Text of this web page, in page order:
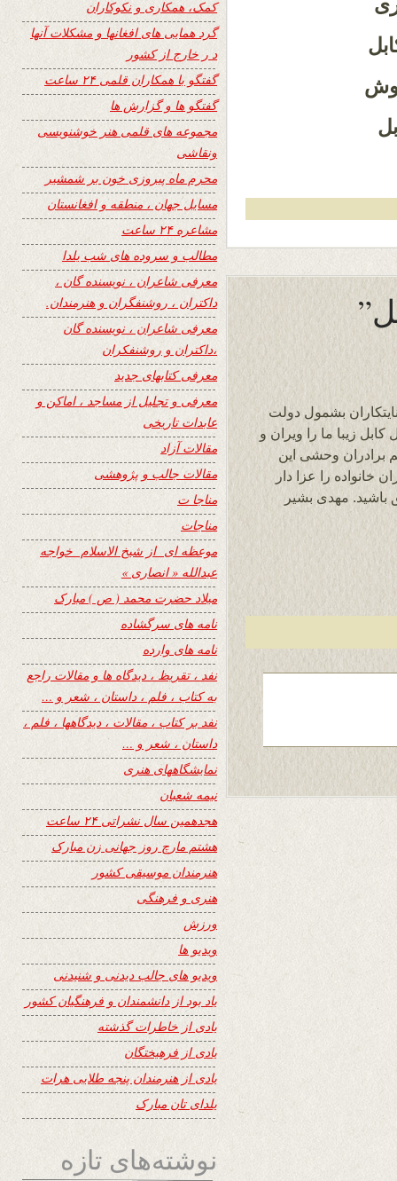
بشمول دولت
زیبا ما را ویران و
برادران وحشی این
خانواده را عزا دار
باشید. مهدی بشیر
کمک، همکاری و نکوکاران
گرد همایی های افغانها و مشکلات آنها
د ر خارج از کشور
گفتگو با همکاران قلمی ۲۴ ساعت
گفتگو ها و گزارش ها
مجموعه های قلمی هنر خوشنویسی
ونقاشی
محرم ماه پیروزی خون بر شمشیر
مسایل جهان ، منطقه و افغانستان
مشاعره ۲۴ ساعت
مطالب و سروده های شب یلدا
معرفی شاعران ، نویسنده گان ،
داکتران ، روشنفگران و هنرمندان.
معرفی شاعران ، نویسنده گان
،داکتران و روشنفکران
معرفی کتابهای جدید
معرفی و تجلیل از مساجد ، اماکن و
عابدات تاریخی
مقالات آزاد
مقالات جالب و پژوهشی
مناجا ت
مناجات
موعظه ای از شیخ الاسلام خواجه
عبدالله « انصاری »
میلاد حضرت محمد ( ص ) مبارک
نامه های سرگشاده
نامه های وارده
نفد ، تقریظ ، دیدگاه ها و مقالات راجع
به کتاب ، فلم ، داستان ، شعر و …
نفد بر کتاب ، مقالات ، دیدگاهها ، فلم ،
داستان ، شعر و …
نمایشگاههای هنری
نیمه شعبان
هجدهمین سال نشراتی ۲۴ ساعت
هشتم مارچ روز جهانی زن مبارک
هنرمندان موسیقی کشور
هنری و فرهنگی
ورزش
ویدیو ها
ویدیو های جالب دیدنی و شنیدنی
یاد بود از دانشمندان و فرهنگیان کشور
یادی از خاطرات گذشته
یادی از فرهیختگان
یادی از هنرمندان پنجه طلایی هرات
یلدای تان مبارک
نوشته‌های تازه